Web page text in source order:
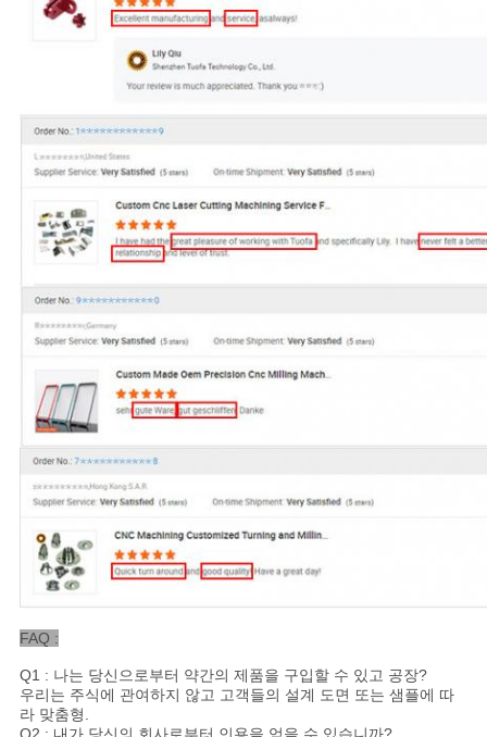
FAQ :
Q1 : 나는 당신으로부터 약간의 제품을 구입할 수 있고 공장?
우리는 주식에 관여하지 않고 고객들의 설계 도면 또는 샘플에 따
라 맞춤형.
Q2 : 내가 당신의 회사로부터 인용을 얻을 수 있습니까?